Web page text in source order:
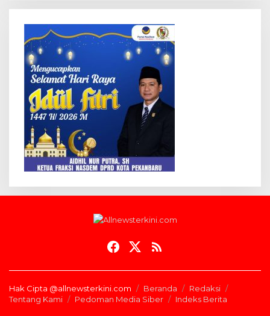
Hak Cipta @allnewsterkini.com Beranda
Redaksi
Tentang Kami
Pedoman Media Siber Indeks Berita